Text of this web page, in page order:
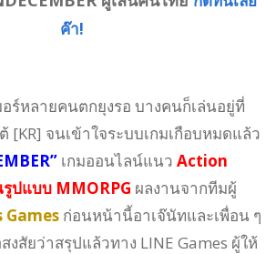
ค๊า!
อร์หลายคนตกยุงรอ บางคนก็เล่นอยู่ที่
[KR] จนเข้าใจระบบเกมเกือบหมดแล้ว
เกมออนไลน์แนว Action
ปแบบ MMORPG ผลงานจากทีมผู้
Games ก่อนหน้านี้อาเจ๊นัทและเพื่อน ๆ
งสัยว่าสรุปแล้วทาง LINE Games ผู้ให้